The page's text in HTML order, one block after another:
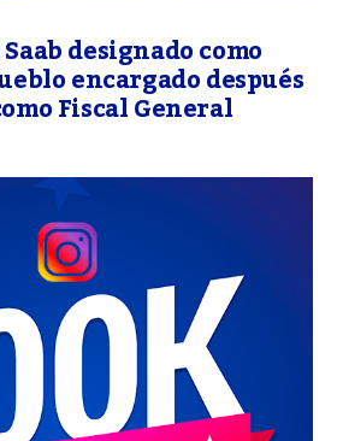
designado como
encargado después
Fiscal General